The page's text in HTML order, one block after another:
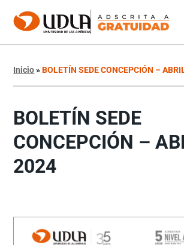
Inicio»BOLETÍN SEDE CONCEPCIÓN –
BOLETÍN SEDE
CONCEPCIÓN –
2024